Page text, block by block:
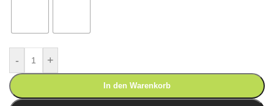
- +
In den Warenkorb